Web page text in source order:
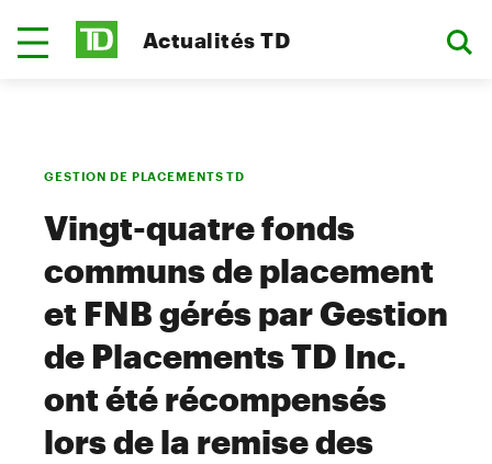
Actualités TD
GESTION DE PLACEMENTS TD
Vingt-quatre fonds
communs de placement
et FNB gérés par Gestion
de Placements TD Inc.
ont été récompensés
lors de la remise des